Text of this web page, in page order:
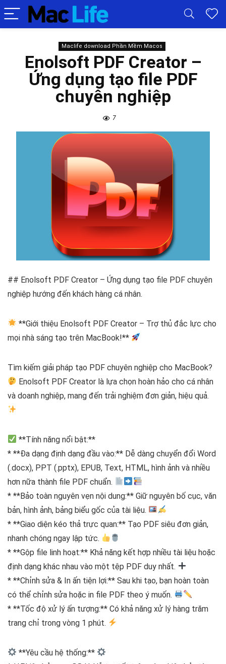
Maclife download Phần Mềm Macos
Enolsoft PDF Creator –
Ứng dụng tạo file PDF
chuyên nghiệp
7
## Enolsoft PDF Creator – Ứng dụng tạo file PDF chuyên
nghiệp hướng đến khách hàng cá nhân.
**Giới thiệu Enolsoft PDF Creator – Trợ thủ đắc lực cho
mọi nhà sáng tạo trên MacBook!**
Tìm kiếm giải pháp tạo PDF chuyên nghiệp cho MacBook?
Enolsoft PDF Creator là lựa chọn hoàn hảo cho cá nhân
và doanh nghiệp, mang đến trải nghiệm đơn giản, hiệu quả.
**Tính năng nổi bật:**
* **Đa dạng định dạng đầu vào:** Dễ dàng chuyển đổi Word
(.docx), PPT (.pptx), EPUB, Text, HTML, hình ảnh và nhiều
hơn nữa thành file PDF chuẩn.
* **Bảo toàn nguyên vẹn nội dung:** Giữ nguyên bố cục, văn
bản, hình ảnh, bảng biểu gốc của tài liệu.
* **Giao diện kéo thả trực quan:** Tạo PDF siêu đơn giản,
nhanh chóng ngay lập tức.
* **Gộp file linh hoạt:** Khả năng kết hợp nhiều tài liệu hoặc
định dạng khác nhau vào một tệp PDF duy nhất.
* **Chỉnh sửa & In ấn tiện lợi:** Sau khi tạo, bạn hoàn toàn
có thể chỉnh sửa hoặc in file PDF theo ý muốn.
* **Tốc độ xử lý ấn tượng:** Có khả năng xử lý hàng trăm
trang chỉ trong vòng 1 phút.
**Yêu cầu hệ thống:**